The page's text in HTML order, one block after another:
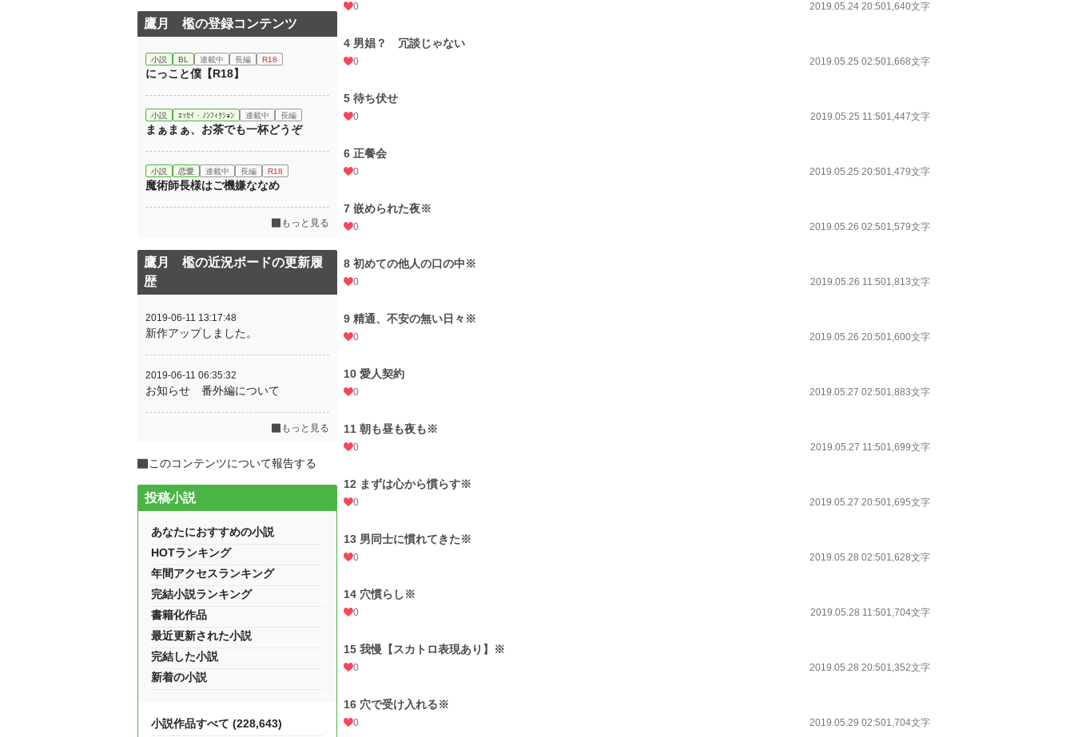
0 2019.05.24 20:501,640文字
4 男娼？ 冗談じゃない
0 2019.05.25 02:501,668文字
5 待ち伏せ
0 2019.05.25 11:501,447文字
6 正餐会
0 2019.05.25 20:501,479文字
7 嵌められた夜※
0 2019.05.26 02:501,579文字
8 初めての他人の口の中※
0 2019.05.26 11:501,813文字
9 精通、不安の無い日々※
0 2019.05.26 20:501,600文字
10 愛人契約
0 2019.05.27 02:501,883文字
11 朝も昼も夜も※
0 2019.05.27 11:501,699文字
12 まずは心から慣らす※
0 2019.05.27 20:501,695文字
13 男同士に慣れてきた※
0 2019.05.28 02:501,628文字
14 穴慣らし※
0 2019.05.28 11:501,704文字
15 我慢【スカトロ表現あり】※
0 2019.05.28 20:501,352文字
16 穴で受け入れる※
0 2019.05.29 02:501,704文字
鷹月 檻の登録コンテンツ
小説 BL 連載中 長編 R18
にっこと僕【R18】
小説 ｴｯｾｲ・ﾉﾝﾌｨｸｼｮﾝ 連載中 長編
まぁまぁ、お茶でも一杯どうぞ
小説 恋愛 連載中 長編 R18
魔術師長様はご機嫌ななめ
もっと見る
鷹月 檻の近況ボードの更新履
歴
2019-06-11 13:17:48
新作アップしました。
2019-06-11 06:35:32
お知らせ 番外編について
もっと見る
このコンテンツについて報告する
投稿小説
あなたにおすすめの小説
HOTランキング
年間アクセスランキング
完結小説ランキング
書籍化作品
最近更新された小説
完結した小説
新着の小説
小説作品すべて (228,643)